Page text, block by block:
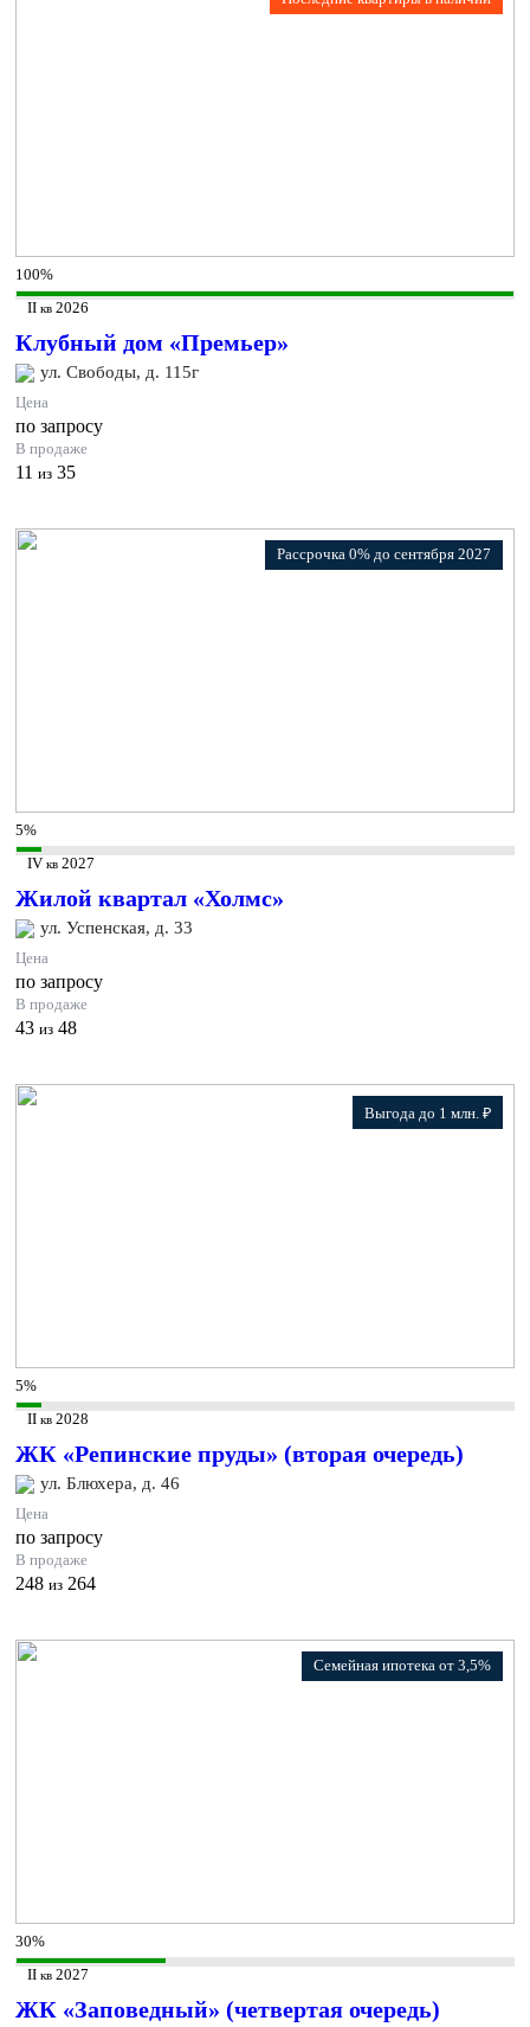
100%
II кв 2026
Клубный дом «Премьер»
ул. Свободы, д. 115г
Цена
по запросу
В продаже
11 из 35
Рассрочка 0% до сентября 2027
5%
IV кв 2027
Жилой квартал «Холмс»
ул. Успенская, д. 33
Цена
по запросу
В продаже
43 из 48
Выгода до 1 млн. ₽
5%
II кв 2028
ЖК «Репинские пруды» (вторая очередь)
ул. Блюхера, д. 46
Цена
по запросу
В продаже
248 из 264
Семейная ипотека от 3,5%
30%
II кв 2027
ЖК «Заповедный» (четвертая очередь)